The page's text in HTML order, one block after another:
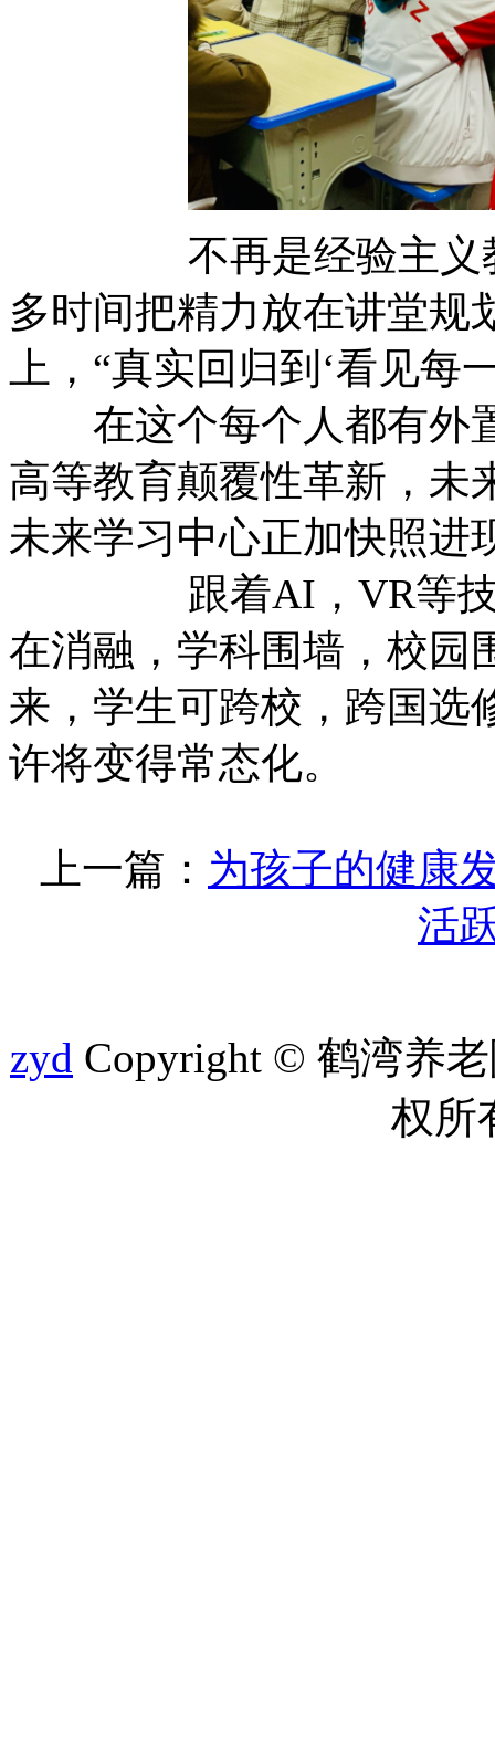
不再是经验主义教
多时间把精力放在讲堂规
上，“真实回归到‘看
在这个每个人都有外
高等教育颠覆性革新，未
未来学习中心正加快照进
跟着AI，VR等技能
在消融，学科围墙，校园
来，学生可跨校，跨国选
许将变得常态化。
上一篇： 为孩子的健康
活
zyd Copyright © 鹤湾养老
权所